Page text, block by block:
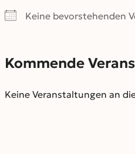
Keine bevorstehenden
Kommende
Keine Veranstaltungen an